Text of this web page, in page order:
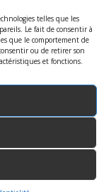
telles que les
Le fait de consentir à
que le comportement de
ou de retirer son
et fonctions.
setsleeve
étincelant
-Mentions